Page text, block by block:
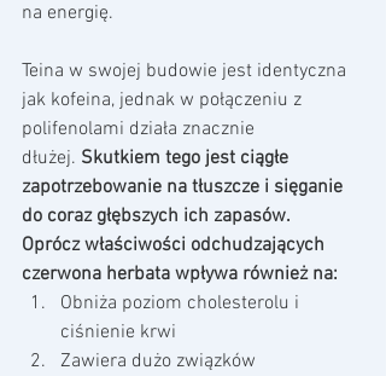
na energię.
Teina w swojej budowie jest identyczna
jak kofeina, jednak w połączeniu z
polifenolami działa znacznie
dłużej. Skutkiem tego jest ciągłe
zapotrzebowanie na tłuszcze i sięganie
do coraz głębszych ich zapasów.
Oprócz właściwości odchudzających
czerwona herbata wpływa również na:
Obniża poziom cholesterolu i
ciśnienie krwi
Zawiera dużo związków